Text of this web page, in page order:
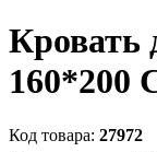
Кровать
160*200
27972